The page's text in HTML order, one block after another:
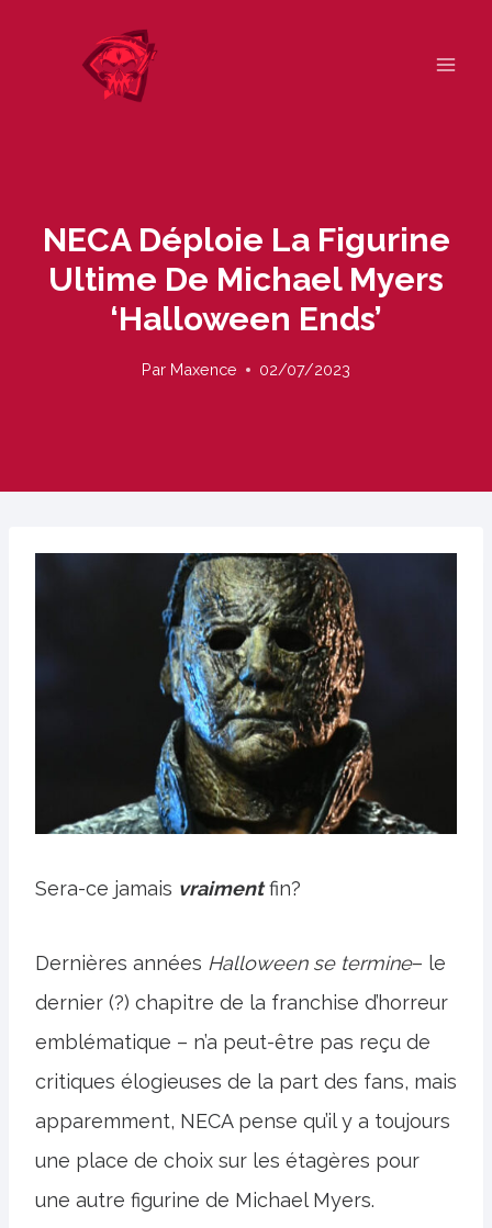
NECA Déploie La Figurine
Ultime De Michael Myers
‘Halloween Ends’
Par Maxence 02/07/2023
Sera-ce jamais vraimentfin?
Dernières années Halloween se termine– le
dernier (?) chapitre de la franchise d’horreur
emblématique – n’a peut-être pas reçu de
critiques élogieuses de la part des fans, mais
apparemment, NECA pense qu’il y a toujours
une place de choix sur les étagères pour
une autre figurine de Michael Myers.